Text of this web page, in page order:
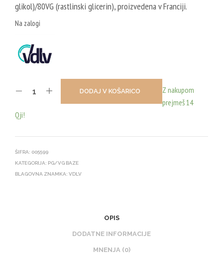
glikol)/80VG (rastlinski glicerin), proizvedena v Franciji.
Na zalogi
DODAJ V KOŠARICO
Z nakupom
prejmeš 14
Qji!
ŠIFRA: 005599
KATEGORIJA: PG/VG BAZE
BLAGOVNA ZNAMKA: VDLV
OPIS
DODATNE INFORMACIJE
MNENJA (0)